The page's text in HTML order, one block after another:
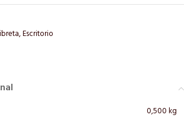
,Escritorio
0,500 kg